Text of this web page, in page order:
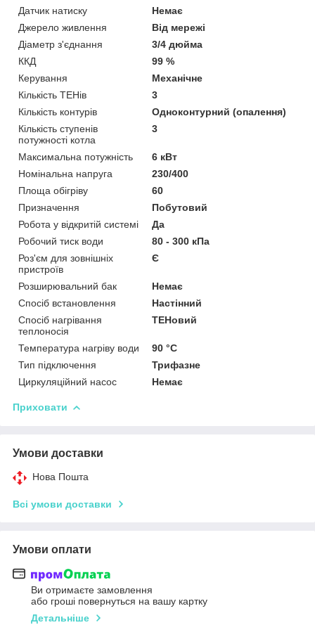
Датчик натиску
Немає
Джерело живлення
Від мережі
Діаметр з'єднання
3/4 дюйма
ККД
99 %
Керування
Механічне
Кількість ТЕНів
3
Кількість контурів
Одноконтурний (опалення)
Кількість ступенів
потужності котла
3
Максимальна потужність
6 кВт
Номінальна напруга
230/400
Площа обігріву
60
Призначення
Побутовий
Робота у відкритій системі
Да
Робочий тиск води
80 - 300 кПа
Роз'єм для зовнішніх
пристроїв
Є
Розширювальний бак
Немає
Спосіб встановлення
Настінний
Спосіб нагрівання
теплоносія
ТЕНовий
Температура нагріву води
90 °C
Тип підключення
Трифазне
Циркуляційний насос
Немає
Приховати
Умови доставки
Нова Пошта
Всі умови доставки
Умови оплати
Ви отримаєте замовлення
або гроші повернуться на вашу картку
Детальніше